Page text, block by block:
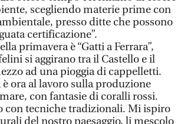
scegliendo materie prime con
presso ditte che possono
certificazione”.
primavera è “Gatti a Ferrara”,
si aggirano tra il Castello e il
ad una pioggia di cappelletti.
ora al lavoro sulla produzione
con fantasie di coralli rossi.
con tecniche tradizionali. Mi ispiro
del nostro paesaggio, li mescolo